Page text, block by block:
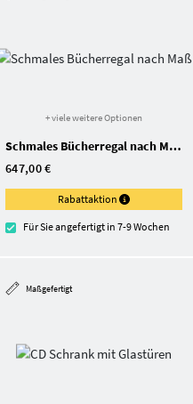
+ viele weitere Optionen
Schmales Bücherregal nach Maß
647,00 €
Rabattaktion
Für Sie angefertigt in 7-9 Wochen
Maßgefertigt